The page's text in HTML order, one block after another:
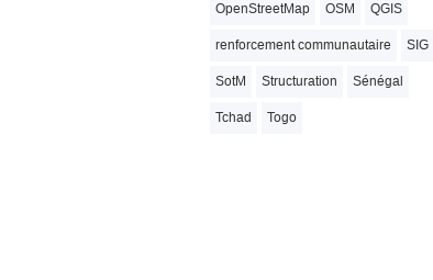
OpenStreetMap OSM QGIS
renforcement communautaire SIG
SotM Structuration Sénégal
Tchad Togo